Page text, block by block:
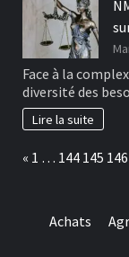
Face à la
diversité des
Lire la suite
Page:
Previous
« 1 … 144 145 146
Achats